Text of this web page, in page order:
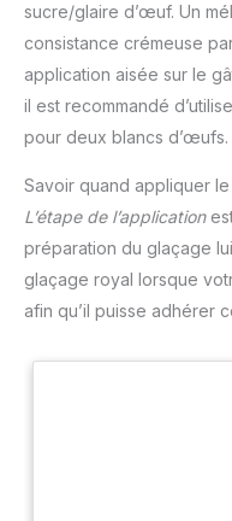
sucre/glaire d’œuf. Un
consistance crémeuse
application aisée sur le
il est recommandé
pour deux blancs d’œufs.
Savoir quand appliquer
L’étape de l’application
préparation du glaçage
glaçage royal lorsque
afin qu’il puisse adhérer